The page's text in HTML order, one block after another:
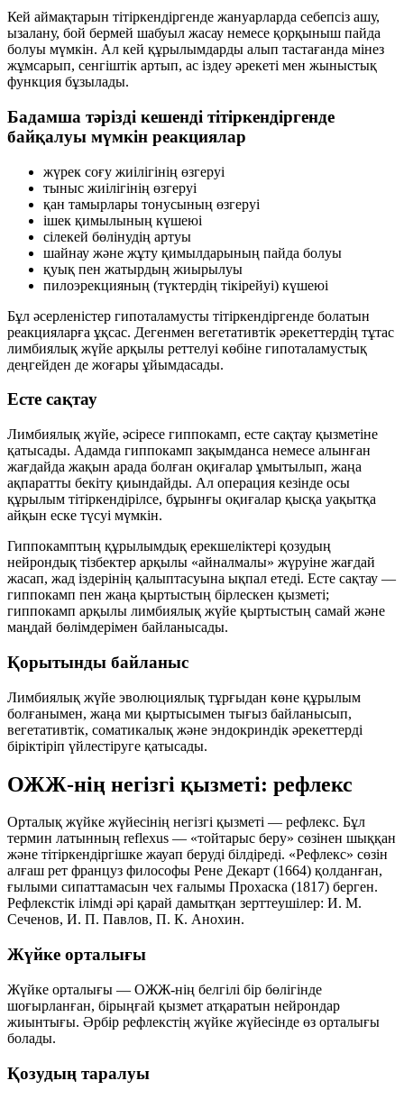
Кей аймақтарын тітіркендіргенде жануарларда себепсіз ашу,
ызалану, бой бермей шабуыл жасау немесе қорқыныш пайда
болуы мүмкін. Ал кей құрылымдарды алып тастағанда мінез
жұмсарып, сенгіштік артып, ас іздеу әрекеті мен жыныстық
функция бұзылады.
Бадамша тәрізді кешенді тітіркендіргенде
байқалуы мүмкін реакциялар
жүрек соғу жиілігінің өзгеруі
тыныс жиілігінің өзгеруі
қан тамырлары тонусының өзгеруі
ішек қимылының күшеюі
сілекей бөлінудің артуы
шайнау және жұту қимылдарының пайда болуы
қуық пен жатырдың жиырылуы
пилоэрекцияның (түктердің тікірейуі) күшеюі
Бұл әсерленістер гипоталамусты тітіркендіргенде болатын
реакцияларға ұқсас. Дегенмен вегетативтік әрекеттердің тұтас
лимбиялық жүйе арқылы реттелуі көбіне гипоталамустық
деңгейден де жоғары ұйымдасады.
Есте сақтау
Лимбиялық жүйе, әсіресе гиппокамп, есте сақтау қызметіне
қатысады. Адамда гиппокамп зақымданса немесе алынған
жағдайда жақын арада болған оқиғалар ұмытылып, жаңа
ақпаратты бекіту қиындайды. Ал операция кезінде осы
құрылым тітіркендірілсе, бұрынғы оқиғалар қысқа уақытқа
айқын еске түсуі мүмкін.
Гиппокамптың құрылымдық ерекшеліктері қозудың
нейрондық тізбектер арқылы «айналмалы» жүруіне жағдай
жасап, жад іздерінің қалыптасуына ықпал етеді. Есте сақтау —
гиппокамп пен жаңа қыртыстың бірлескен қызметі;
гиппокамп арқылы лимбиялық жүйе қыртыстың самай және
маңдай бөлімдерімен байланысады.
Қорытынды байланыс
Лимбиялық жүйе эволюциялық тұрғыдан көне құрылым
болғанымен, жаңа ми қыртысымен тығыз байланысып,
вегетативтік, соматикалық және эндокриндік әрекеттерді
біріктіріп үйлестіруге қатысады.
ОЖЖ-нің негізгі қызметі: рефлекс
Орталық жүйке жүйесінің негізгі қызметі — рефлекс. Бұл
термин латынның reflexus — «тойтарыс беру» сөзінен шыққан
және тітіркендіргішке жауап беруді білдіреді. «Рефлекс» сөзін
алғаш рет француз философы Рене Декарт (1664) қолданған,
ғылыми сипаттамасын чех ғалымы Прохаска (1817) берген.
Рефлекстік ілімді әрі қарай дамытқан зерттеушілер: И. М.
Сеченов, И. П. Павлов, П. К. Анохин.
Жүйке орталығы
Жүйке орталығы — ОЖЖ-нің белгілі бір бөлігінде
шоғырланған, бірыңғай қызмет атқаратын нейрондар
жиынтығы. Әрбір рефлекстің жүйке жүйесінде өз орталығы
болады.
Қозудың таралуы